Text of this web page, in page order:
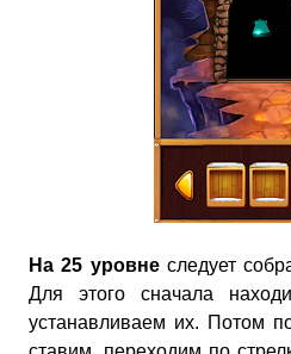
На 25 уровне следует
Для этого сначала
устанавливаем их. Потом